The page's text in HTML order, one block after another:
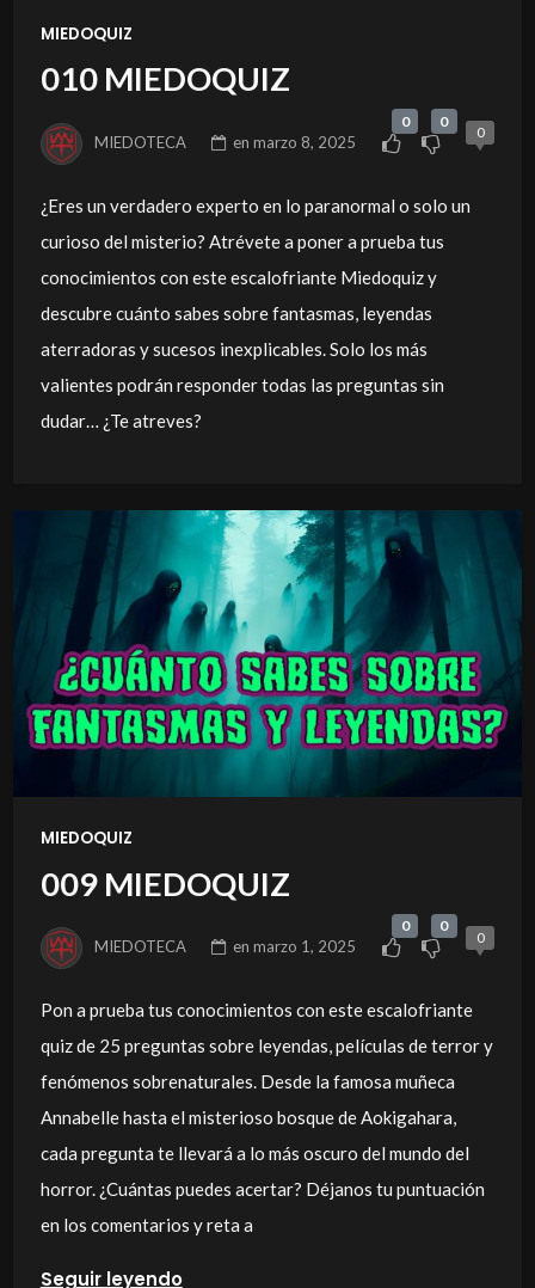
MIEDOQUIZ
010 MIEDOQUIZ
MIEDOTECA enmarzo 8, 2025
0 0
0
¿Eres un verdadero experto en lo paranormal o solo un
curioso del misterio? Atrévete a poner a prueba tus
conocimientos con este escalofriante Miedoquiz y
descubre cuánto sabes sobre fantasmas, leyendas
aterradoras y sucesos inexplicables. Solo los más
valientes podrán responder todas las preguntas sin
dudar… ¿Te atreves?
MIEDOQUIZ
009 MIEDOQUIZ
MIEDOTECA enmarzo 1, 2025
0 0
0
Pon a prueba tus conocimientos con este escalofriante
quiz de 25 preguntas sobre leyendas, películas de terror y
fenómenos sobrenaturales. Desde la famosa muñeca
Annabelle hasta el misterioso bosque de Aokigahara,
cada pregunta te llevará a lo más oscuro del mundo del
horror. ¿Cuántas puedes acertar? Déjanos tu puntuación
en los comentarios y reta a
Seguir leyendo